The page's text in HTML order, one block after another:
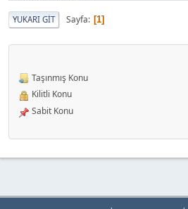
YUKARI GIT Sayfa 1
Taşınmış Konu
Kilitli Konu
Sabit Konu